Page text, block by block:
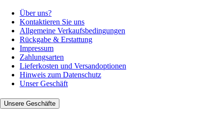
Über uns?
Kontaktieren Sie uns
Allgemeine Verkaufsbedingungen
Rückgabe & Erstattung
Impressum
Zahlungsarten
Lieferkosten und Versandoptionen
Hinweis zum Datenschutz
Unser Geschäft
Unsere Geschäfte